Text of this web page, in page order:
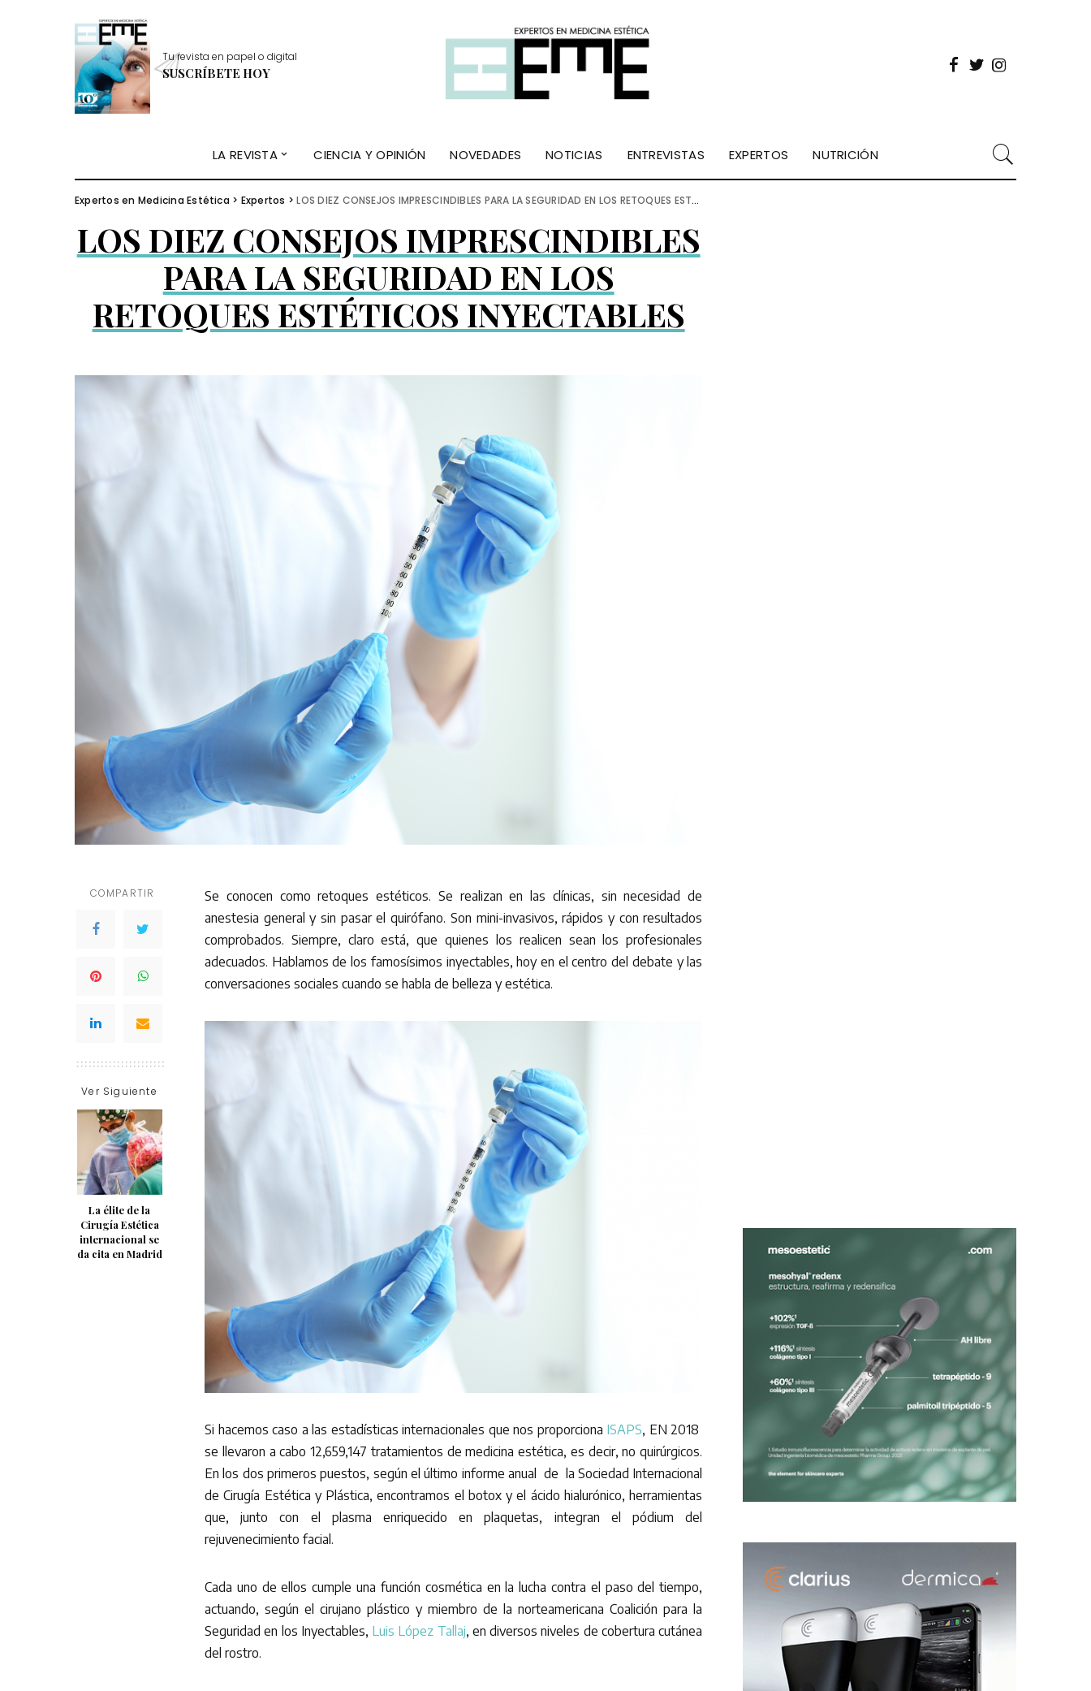
Tu revista en papel o digital
SUSCRÍBETE HOY
LA REVISTA CIENCIA Y OPINIÓN NOVEDADES NOTICIAS ENTREVISTAS EXPERTOS NUTRICIÓN
Expertos en Medicina Estética > Expertos >LOS DIEZ CONSEJOS IMPRESCINDIBLES PARA LA SEGURIDAD EN LOS RETOQUES ESTÉTICOS INYECTABLES
LOS DIEZ CONSEJOS IMPRESCINDIBLES
PARA LA SEGURIDAD EN LOS
RETOQUES ESTÉTICOS INYECTABLES
COMPARTIR
Ver Siguiente
La élite de la
Cirugía Estética
internacional se
da cita en Madrid
Se conocen como retoques estéticos. Se realizan en las clínicas, sin necesidad de
anestesia general y sin pasar el quirófano. Son mini-invasivos, rápidos y con resultados
comprobados. Siempre, claro está, que quienes los realicen sean los profesionales
adecuados. Hablamos de los famosísimos inyectables, hoy en el centro del debate y las
conversaciones sociales cuando se habla de belleza y estética.
Si hacemos caso a las estadísticas internacionales que nos proporciona ISAPS, EN 2018
se llevaron a cabo 12,659,147 tratamientos de medicina estética, es decir, no quirúrgicos.
En los dos primeros puestos, según el último informe anual de la Sociedad Internacional
de Cirugía Estética y Plástica, encontramos el botox y el ácido hialurónico, herramientas
que, junto con el plasma enriquecido en plaquetas, integran el pódium del
rejuvenecimiento facial.
Cada uno de ellos cumple una función cosmética en la lucha contra el paso del tiempo,
actuando, según el cirujano plástico y miembro de la norteamericana Coalición para la
Seguridad en los Inyectables, Luis López Tallaj, en diversos niveles de cobertura cutánea
del rostro.